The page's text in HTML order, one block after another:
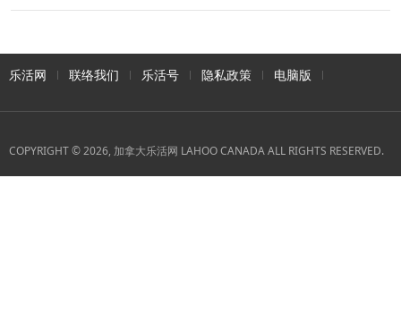
乐活网 联络我们 乐活号 隐私政策 电脑版
COPYRIGHT © 2026, 加拿大乐活网 LAHOO CANADA ALL RIGHTS RESERVED.